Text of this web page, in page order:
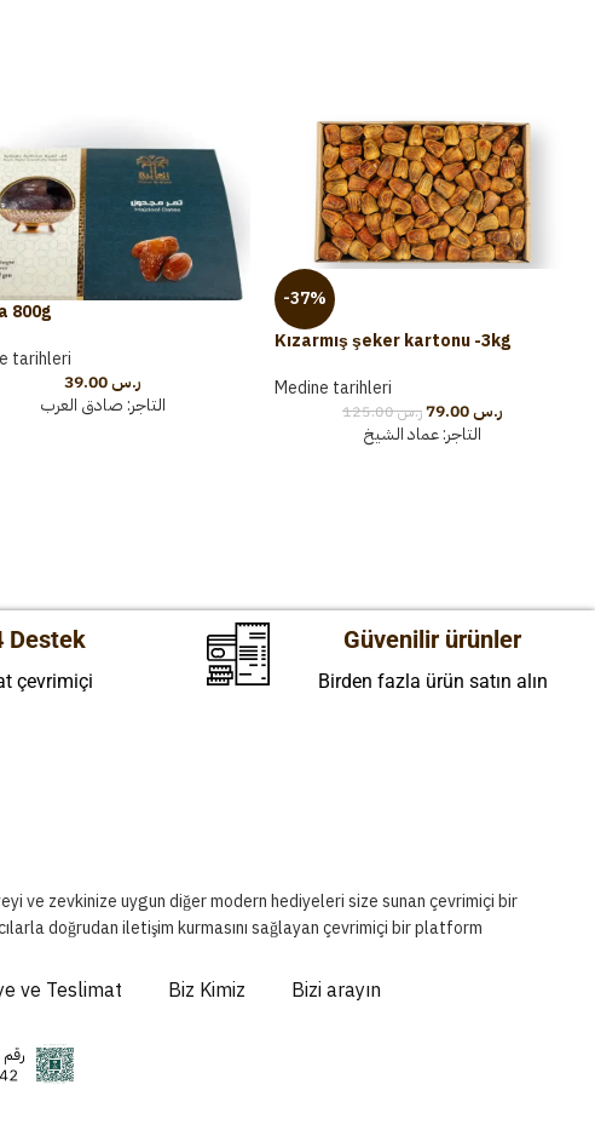
800g
tarihleri
ر.س39.00
التاجر: صادق العرب
-37%
Kızarmış şeker kartonu -3kg
Medine tarihleri
ر.س125.00 ر.س79.00
التاجر:عماد الشيخ
Destek
çevrimiçi
Güvenilir ürünler
Birden fazla ürün satın alın
ve zevkinize uygun diğer modern hediyeleri size sunan çevrimiçi bir
doğrudan iletişim kurmasını sağlayan çevrimiçi bir platform
ve Teslimat Biz Kimiz Bizi arayın